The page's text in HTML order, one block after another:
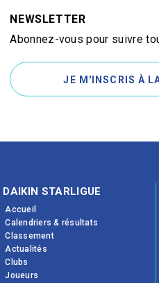
NEWSLETTER
Abonnez-vous pour suivre
JE M'INSCRIS À
DAIKIN STARLIGUE
Accueil
Calendriers & résultats
Classement
Actualités
Clubs
Joueurs